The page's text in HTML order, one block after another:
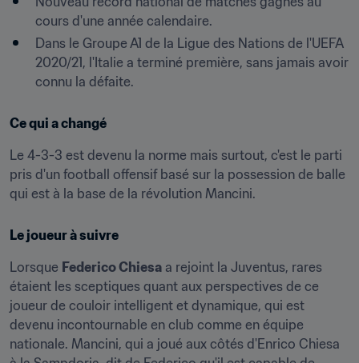
cours d'une année calendaire.
Dans le Groupe A1 de la Ligue des Nations de l'UEFA
2020/21, l'Italie a terminé première, sans jamais avoir
connu la défaite.
Ce qui a changé
Le 4-3-3 est devenu la norme mais surtout, c'est le parti
pris d'un football offensif basé sur la possession de balle
qui est à la base de la révolution Mancini.
Le joueur à suivre
Lorsque Federico Chiesa a rejoint la Juventus, rares
étaient les sceptiques quant aux perspectives de ce
joueur de couloir intelligent et dynamique, qui est
devenu incontournable en club comme en équipe
nationale. Mancini, qui a joué aux côtés d'Enrico Chiesa